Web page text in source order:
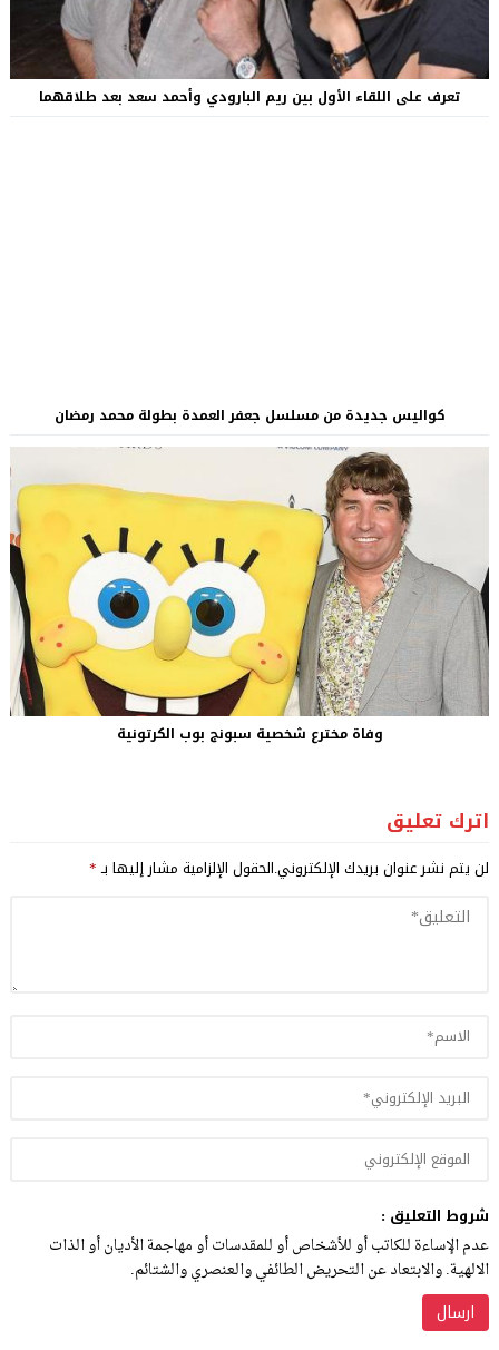
تعرف على اللقاء الأول بين ريم البارودي وأحمد سعد بعد طلاقهما
كواليس جديدة من مسلسل جعفر العمدة بطولة محمد رمضان
وفاة مخترع شخصية سبونج بوب الكرتونية
اترك تعليق
لن يتم نشر عنوان بريدك الإلكتروني.الحقول الإلزامية مشار إليها بـ*
شروط التعليق :
عدم الإساءة للكاتب أو للأشخاص أو للمقدسات أو مهاجمة الأديان أو الذات
الالهية. والابتعاد عن التحريض الطائفي والعنصري والشتائم.